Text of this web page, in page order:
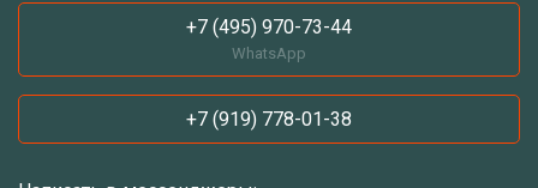
+7 (495) 970-73-44
WhatsApp
+7 (919) 778-01-38